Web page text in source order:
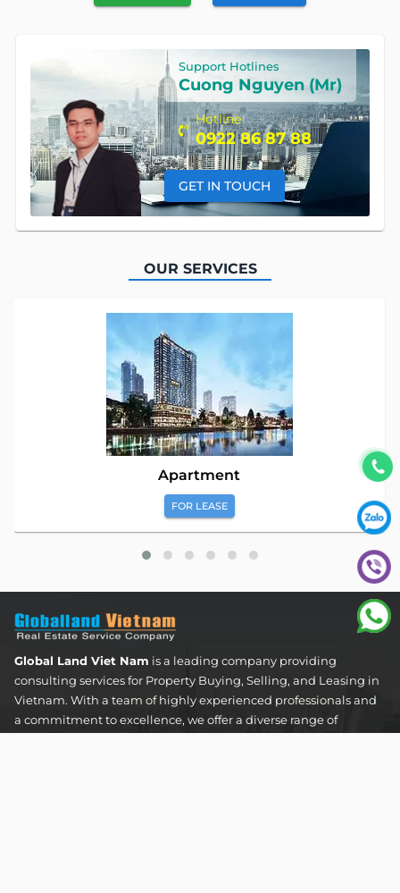
Support Hotlines
Cuong Nguyen (Mr)
Hotline
0922 86 87 88
GET IN TOUCH
OUR SERVICES
Apartment
FOR LEASE
Global Land Viet Nam is a leading company providing
consulting services for Property Buying, Selling, and Leasing in
Vietnam. With a team of highly experienced professionals and
a commitment to excellence, we offer a diverse range of